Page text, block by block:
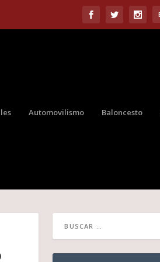
Automovilismo Baloncesto